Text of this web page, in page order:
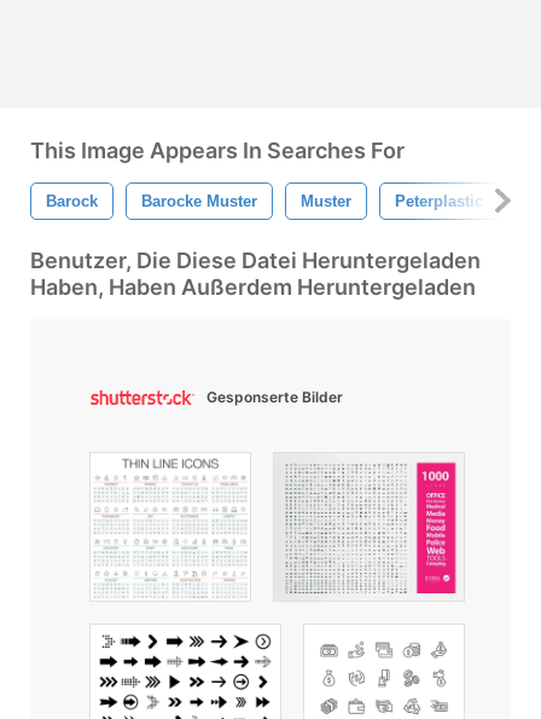
This Image Appears In Searches For
Barock Barocke Muster Muster Peterplastic
Benutzer, Die Diese Datei Heruntergeladen
Haben, Haben Außerdem Heruntergeladen
Gesponserte Bilder